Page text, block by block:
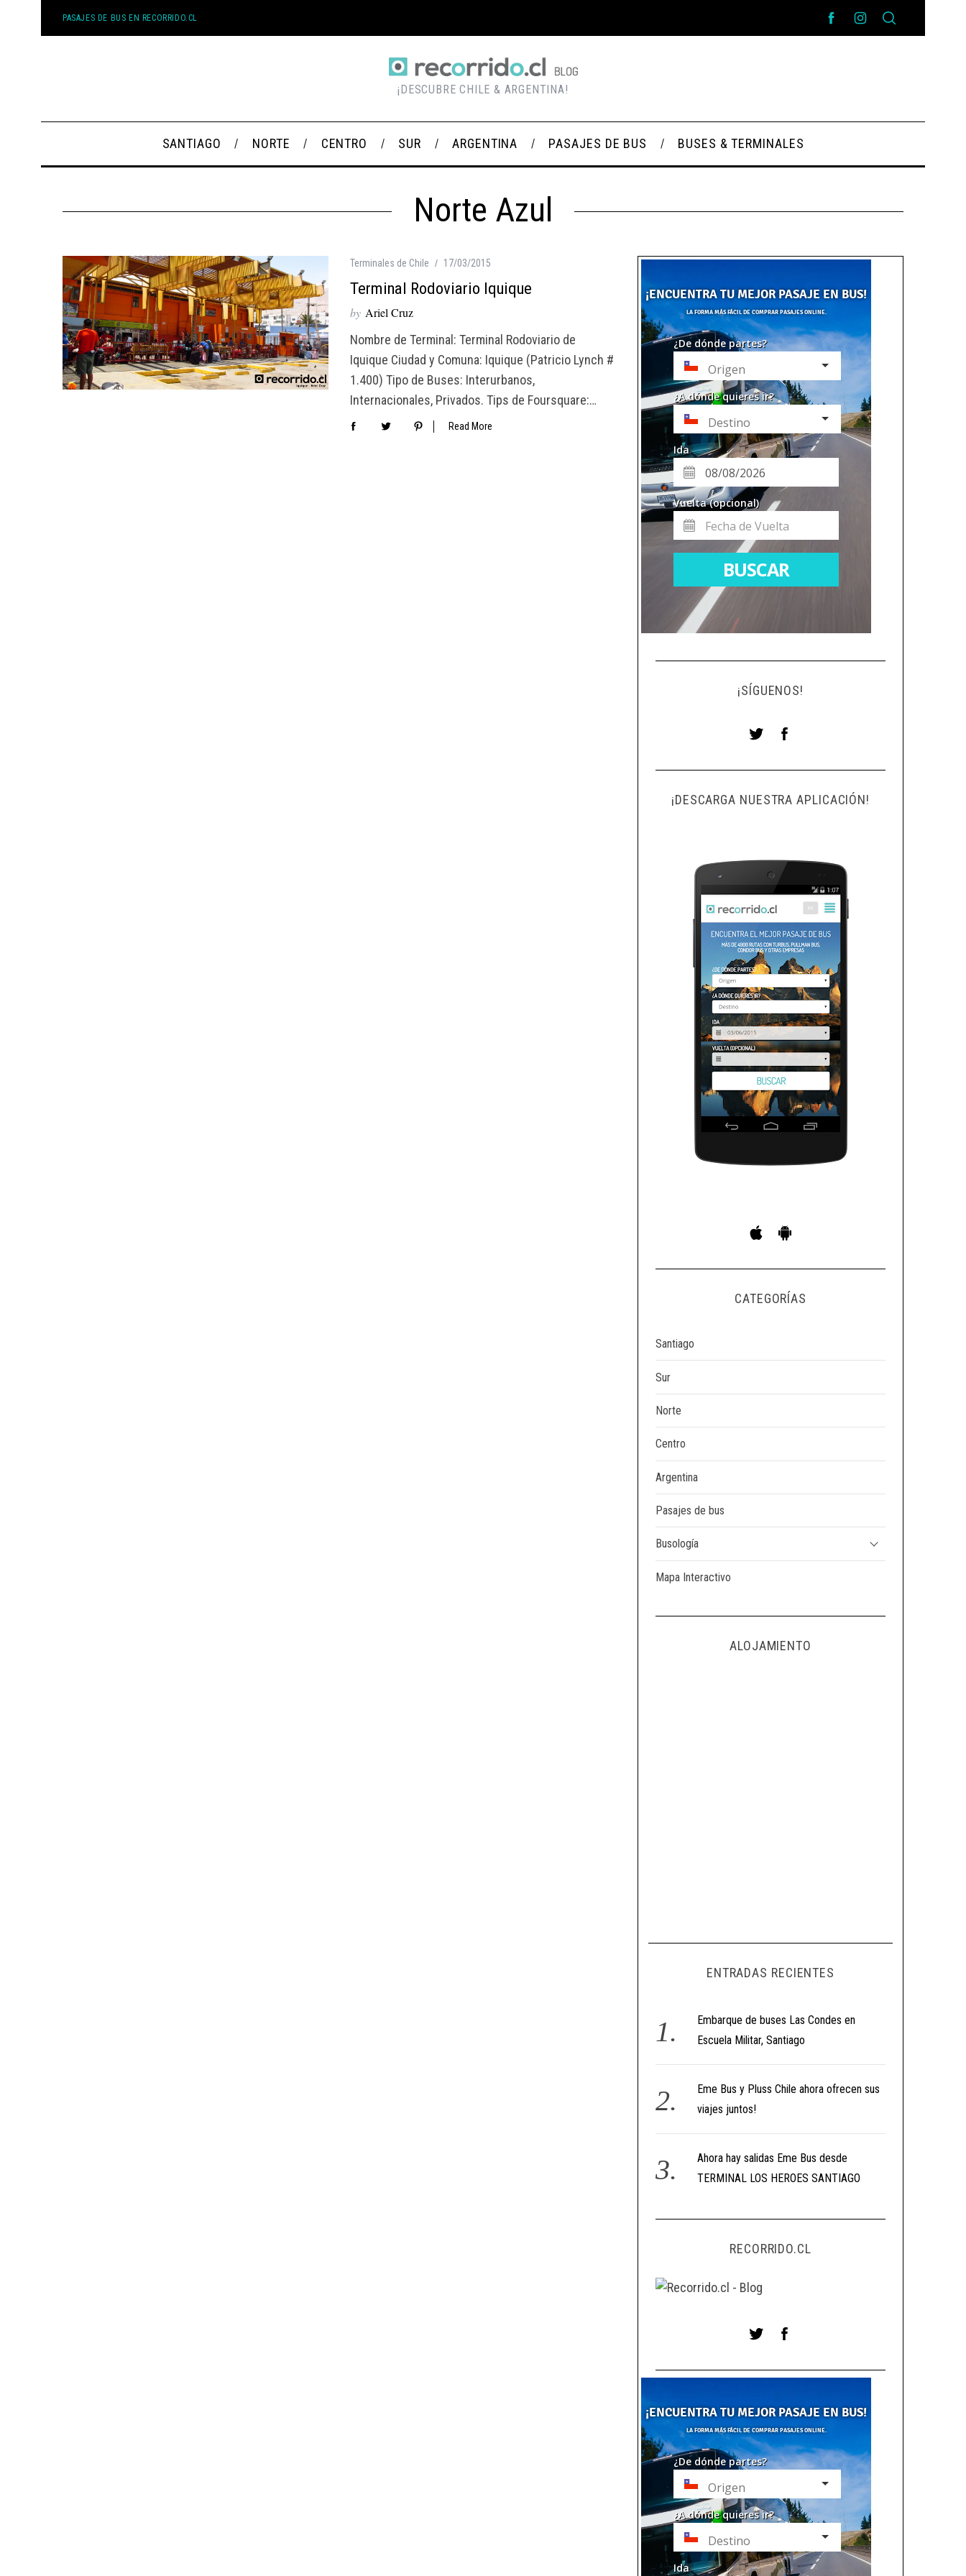
PASAJES DE BUS EN RECORRIDO.CL
¡DESCUBRE CHILE & ARGENTINA!
SANTIAGO NORTE CENTRO SUR ARGENTINA PASAJES DE BUS BUSES & TERMINALES
Norte Azul
Terminales de Chile 17/03/2015
Terminal Rodoviario Iquique
by Ariel Cruz
Nombre de Terminal: Terminal Rodoviario de
Iquique Ciudad y Comuna: Iquique (Patricio Lynch #
1.400) Tipo de Buses: Interurbanos,
Internacionales, Privados. Tips de Foursquare:…
Read More
¡SÍGUENOS!
¡DESCARGA NUESTRA APLICACIÓN!
CATEGORÍAS
Santiago
Sur
Norte
Centro
Argentina
Pasajes de bus
Busología
Mapa Interactivo
ALOJAMIENTO
ENTRADAS RECIENTES
Embarque de buses Las Condes en
Escuela Militar, Santiago
Eme Bus y Pluss Chile ahora ofrecen sus
viajes juntos!
Ahora hay salidas Eme Bus desde
TERMINAL LOS HEROES SANTIAGO
RECORRIDO.CL